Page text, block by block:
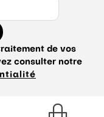
de vos
consulter notre